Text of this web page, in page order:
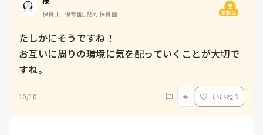
保育士, 保育園, 認可保育園 質問主
たしかにそうですね！
お互いに周りの環境に気を配っていくことが大切で
すね。
10/10 いいね 1